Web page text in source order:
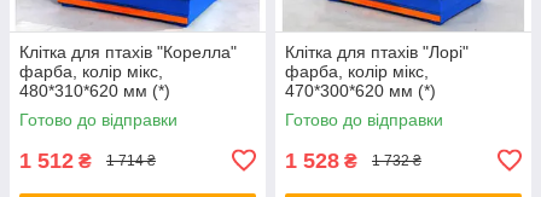
Клітка для птахів "Корелла"
фарба, колір мікс,
480*310*620 мм (*)
Готово до відправки
1 512 ₴ 1 714 ₴
Клітка для птахів "Лорі"
фарба, колір мікс,
470*300*620 мм (*)
Готово до відправки
1 528 ₴ 1 732 ₴